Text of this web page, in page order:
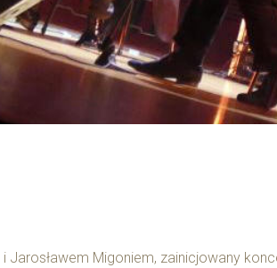
Migoniem, zainicjowany